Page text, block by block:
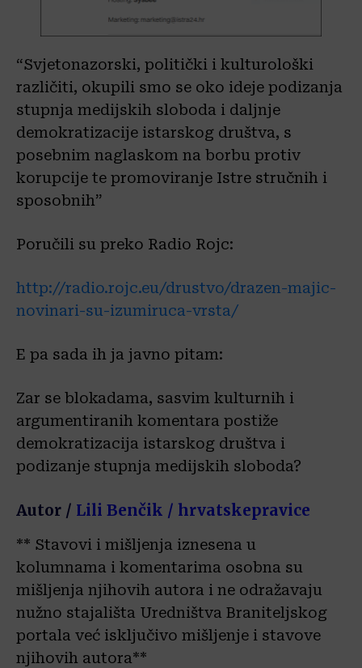
“Svjetonazorski, politički i kulturološki
različiti, okupili smo se oko ideje podizanja
stupnja medijskih sloboda i daljnje
demokratizacije istarskog društva, s
posebnim naglaskom na borbu protiv
korupcije te promoviranje Istre stručnih i
sposobnih”
Poručili su preko Radio Rojc:
http://radio.rojc.eu/drustvo/drazen-majic-
novinari-su-izumiruca-vrsta/
E pa sada ih ja javno pitam:
Zar se blokadama, sasvim kulturnih i
argumentiranih komentara postiže
demokratizacija istarskog društva i
podizanje stupnja medijskih sloboda?
Autor / Lili Benčik / hrvatskepravice
** Stavovi i mišljenja iznesena u
kolumnama i komentarima osobna su
mišljenja njihovih autora i ne odražavaju
nužno stajališta Uredništva Braniteljskog
portala već isključivo mišljenje i stavove
njihovih autora**